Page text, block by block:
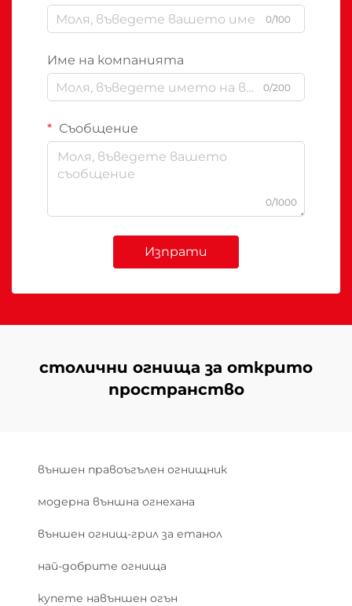
0/100
Име на компанията
0/200
Съобщение
0/1000
Изпрати
столични огнища за открито
пространство
външен правоъгълен огнищник
модерна външна огнехана
външен огнищ-грил за етанол
най-добрите огнища
купете навъншен огън